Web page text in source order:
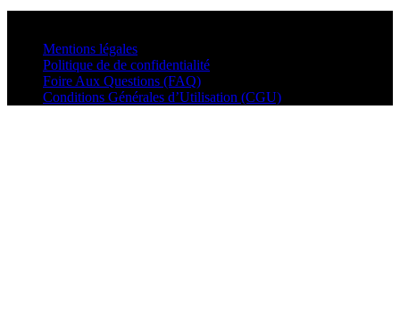
Mentions légales
Politique de de confidentialité
Foire Aux Questions (FAQ)
Conditions Générales d’Utilisation (CGU)